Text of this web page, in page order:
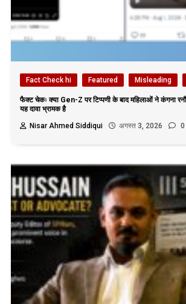
Fact Check hi Featured Misleading
फैक्ट चेकः क्या Gen-Z पर टिप्पणी के बाद महिलाओं ने कंगना
यह दावा भ्रामक है
Nisar Ahmed Siddiqui
अगस्त 3, 2026 0